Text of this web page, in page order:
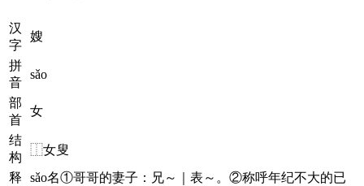
汉
字
嫂
拼
音
sǎo
部
首
女
结
构
⿰女叟
释
sǎo名①哥哥的妻子：兄～｜表～。②称呼年纪不大的已